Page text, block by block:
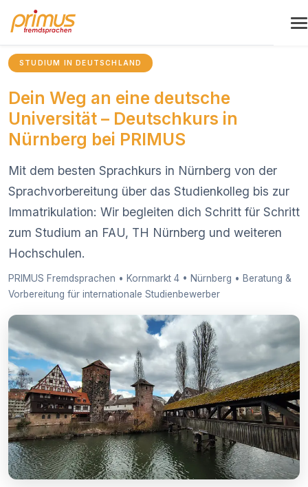
STUDIUM IN DEUTSCHLAND
Dein Weg an eine deutsche
Universität – Deutschkurs in
Nürnberg bei PRIMUS
Mit dem besten Sprachkurs in Nürnberg von der
Sprachvorbereitung über das Studienkolleg bis zur
Immatrikulation: Wir begleiten dich Schritt für Schritt
zum Studium an FAU, TH Nürnberg und weiteren
Hochschulen.
PRIMUS Fremdsprachen • Kornmarkt 4 • Nürnberg • Beratung &
Vorbereitung für internationale Studienbewerber